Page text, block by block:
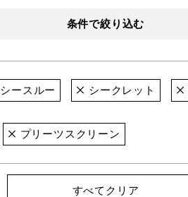
条件で絞り込む
シースルー シークレット
プリーツスクリーン
すべてクリア